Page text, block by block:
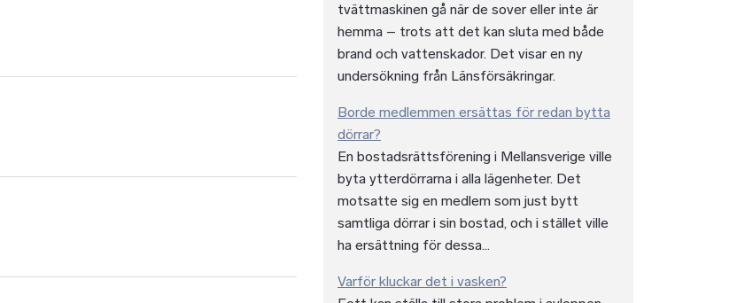
tvättmaskinen gå när de sover eller inte är
hemma – trots att det kan sluta med både
brand och vattenskador. Det visar en ny
undersökning från Länsförsäkringar.
Borde medlemmen ersättas för redan bytta
dörrar?
En bostadsrättsförening i Mellansverige ville
byta ytterdörrarna i alla lägenheter. Det
motsatte sig en medlem som just bytt
samtliga dörrar i sin bostad, och i stället ville
ha ersättning för dessa...
Varför kluckar det i vasken?